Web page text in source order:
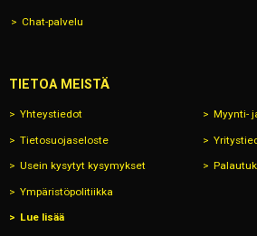
Chat-palvelu
TIETOA MEISTÄ
Yhteystiedot Myynti-
Tietosuojaseloste
Usein kysytyt kysymykset
Ympäristöpolitiikka
Lue lisää